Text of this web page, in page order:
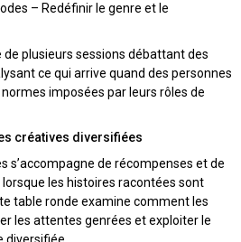
– Redéfinir le genre et le
plusieurs sessions débattant des
ce qui arrive quand des personnes
imposées par leurs rôles de
créatives diversifiées
s’accompagne de récompenses et de
les histoires racontées sont
table ronde examine comment les
les attentes genrées et exploiter le